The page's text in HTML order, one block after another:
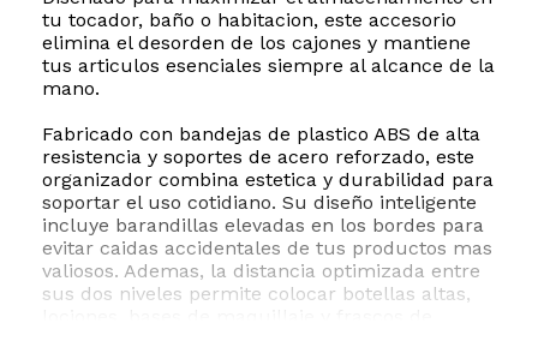
tu tocador, baño o habitacion, este accesorio
elimina el desorden de los cajones y mantiene
tus articulos esenciales siempre al alcance de la
mano.
Fabricado con bandejas de plastico ABS de alta
resistencia y soportes de acero reforzado, este
organizador combina estetica y durabilidad para
soportar el uso cotidiano. Su diseño inteligente
incluye barandillas elevadas en los bordes para
evitar caidas accidentales de tus productos mas
valiosos. Ademas, la distancia optimizada entre
sus dos niveles permite colocar botellas altas,